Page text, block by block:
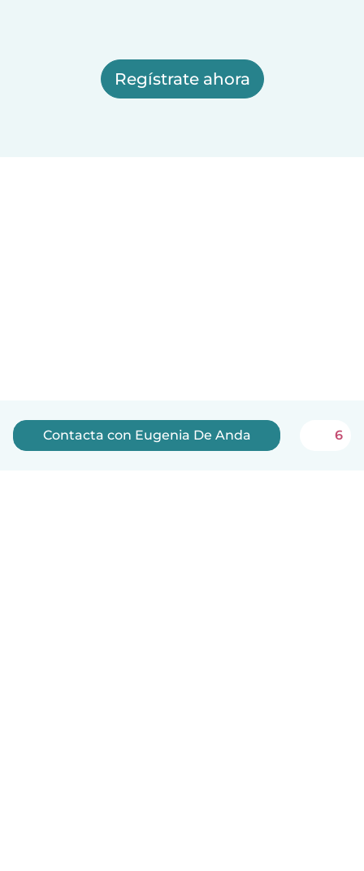
Regístrate ahora
Contacta con Eugenia De Anda 6